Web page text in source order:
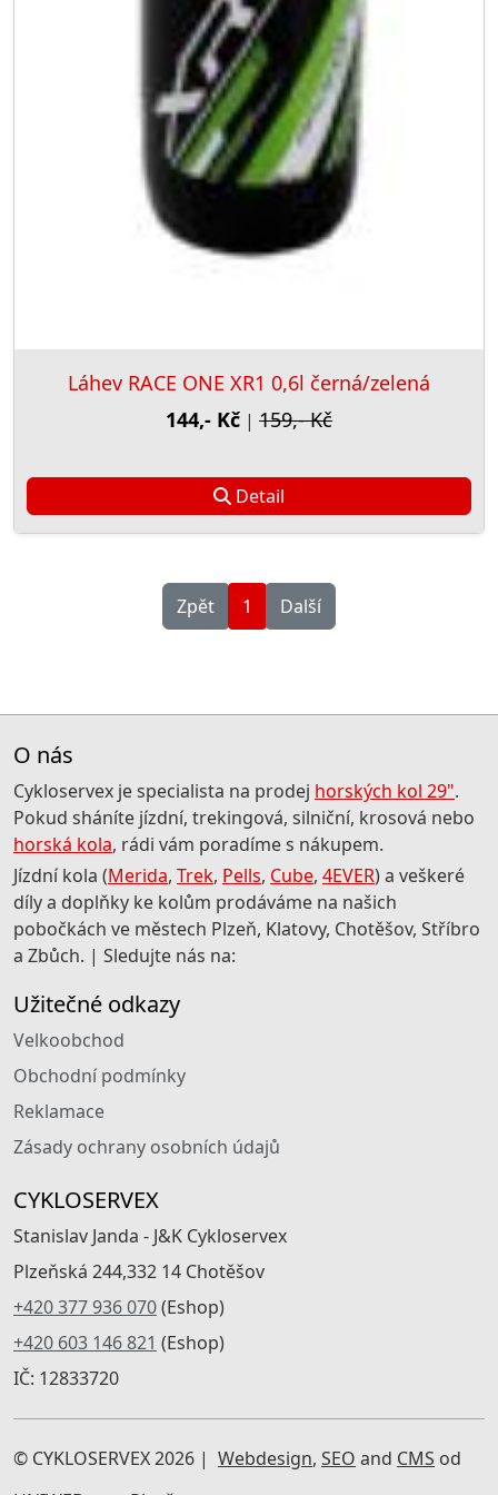
Láhev RACE ONE XR1 0,6l černá/zelená
144,- Kč | 159,- Kč
Detail
Zpět 1 Další
O nás
Cykloservex je specialista na prodej horských kol 29".
Pokud sháníte jízdní, trekingová, silniční, krosová nebo
horská kola, rádi vám poradíme s nákupem.
Jízdní kola (Merida, Trek, Pells, Cube, 4EVER) a veškeré
díly a doplňky ke kolům prodáváme na našich
pobočkách ve městech Plzeň, Klatovy, Chotěšov, Stříbro
a Zbůch. | Sledujte nás na:
Užitečné odkazy
Velkoobchod
Obchodní podmínky
Reklamace
Zásady ochrany osobních údajů
CYKLOSERVEX
Stanislav Janda - J&K Cykloservex
Plzeňská 244,332 14 Chotěšov
+420 377 936 070(Eshop)
+420 603 146 821 (Eshop)
IČ: 12833720
© CYKLOSERVEX 2026 | Webdesign, SEO and CMS od